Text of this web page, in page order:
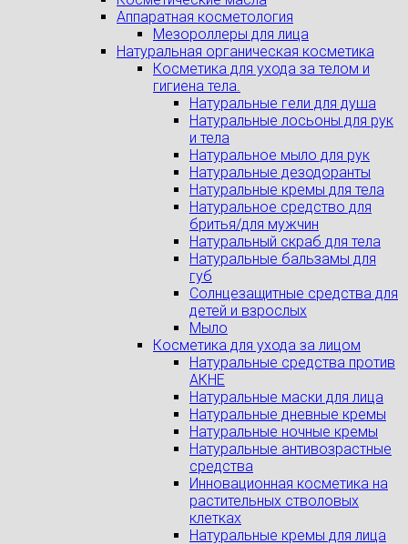
Аппаратная косметология
Мезороллеры для лица
Натуральная органическая косметика
Косметика для ухода за телом и
гигиена тела.
Натуральные гели для душа
Натуральные лосьоны для рук
и тела
Натуральное мыло для рук
Натуральные дезодоранты
Натуральные кремы для тела
Натуральное средство для
бритья/для мужчин
Натуральный скраб для тела
Натуральные бальзамы для
губ
Солнцезащитные средства для
детей и взрослых
Мыло
Косметика для ухода за лицом
Натуральные средства против
АКНЕ
Натуральные маски для лица
Натуральные дневные кремы
Натуральные ночные кремы
Натуральные антивозрастные
средства
Инновационная косметика на
растительных стволовых
клетках
Натуральные кремы для лица